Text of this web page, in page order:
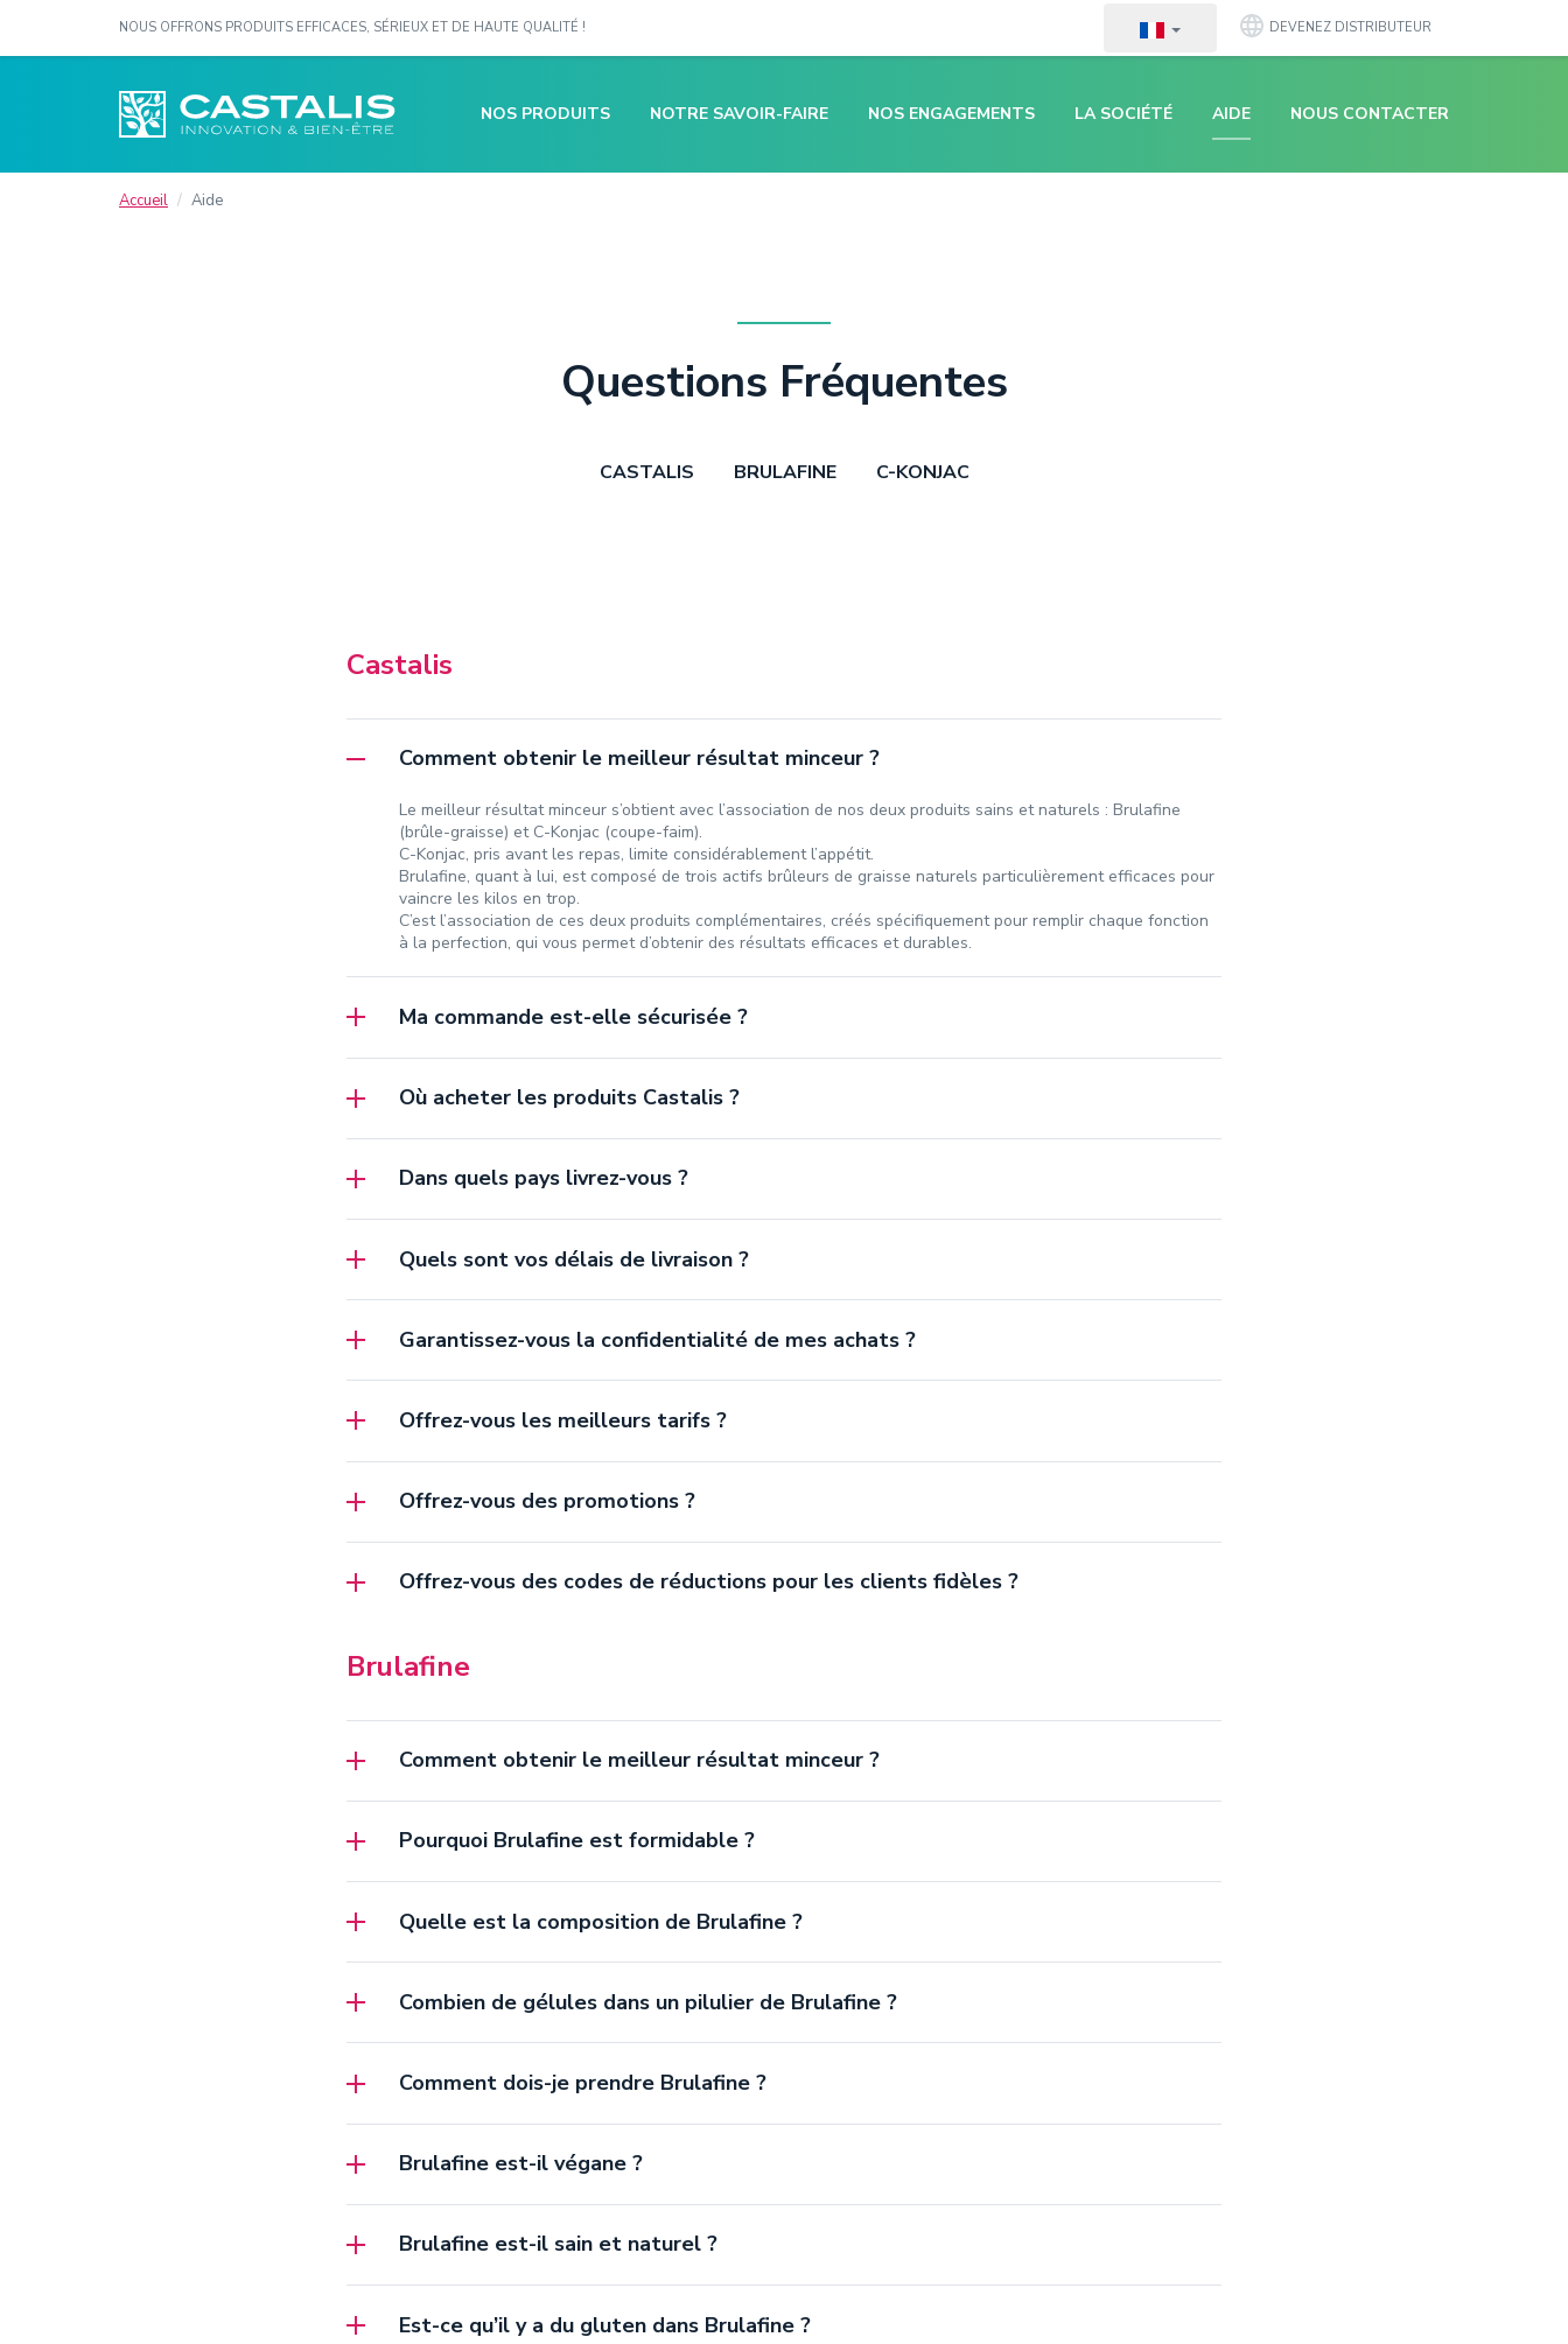
NOUS OFFRONS PRODUITS EFFICACES, SÉRIEUX ET DE HAUTE QUALITÉ ! DEVENEZ DISTRIBUTEUR
NOS PRODUITS NOTRE SAVOIR-FAIRE NOS ENGAGEMENTS LA SOCIÉTÉ AIDE NOUS CONTACTER
Accueil Aide
Questions Fréquentes
CASTALIS BRULAFINE C-KONJAC
Castalis
Comment obtenir le meilleur résultat minceur ?
Le meilleur résultat minceur s’obtient avec l’association de nos deux produits sains et naturels : Brulafine
(brûle-graisse) et C-Konjac (coupe-faim).
C-Konjac, pris avant les repas, limite considérablement l’appétit.
Brulafine, quant à lui, est composé de trois actifs brûleurs de graisse naturels particulièrement efficaces pour
vaincre les kilos en trop.
C’est l’association de ces deux produits complémentaires, créés spécifiquement pour remplir chaque fonction
à la perfection, qui vous permet d’obtenir des résultats efficaces et durables.
Ma commande est-elle sécurisée ?
Où acheter les produits Castalis ?
Dans quels pays livrez-vous ?
Quels sont vos délais de livraison ?
Garantissez-vous la confidentialité de mes achats ?
Offrez-vous les meilleurs tarifs ?
Offrez-vous des promotions ?
Offrez-vous des codes de réductions pour les clients fidèles ?
Brulafine
Comment obtenir le meilleur résultat minceur ?
Pourquoi Brulafine est formidable ?
Quelle est la composition de Brulafine ?
Combien de gélules dans un pilulier de Brulafine ?
Comment dois-je prendre Brulafine ?
Brulafine est-il végane ?
Brulafine est-il sain et naturel ?
Est-ce qu’il y a du gluten dans Brulafine ?